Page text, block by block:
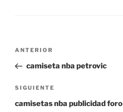
Navegación
entradas
Entrada
anterior:
ANTERIOR
camiseta nba petrovic
Siguiente
entrada
SIGUIENTE
camisetas nba publicidad foro